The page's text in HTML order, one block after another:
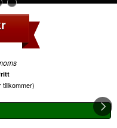
tillkommer)